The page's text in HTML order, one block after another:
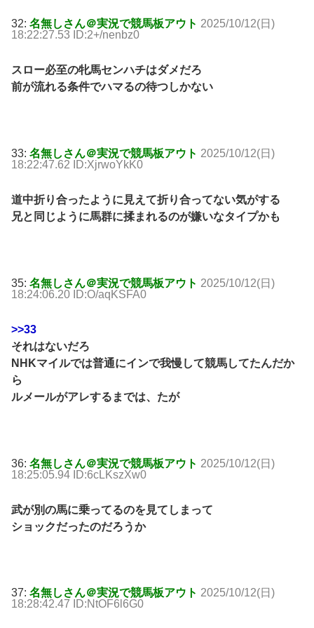
32: 名無しさん＠実況で競馬板アウト 2025/10/12(日)
18:22:27.53 ID:2+/nenbz0
スロー必至の牝馬センハチはダメだろ
前が流れる条件でハマるの待つしかない
33: 名無しさん＠実況で競馬板アウト 2025/10/12(日)
18:22:47.62 ID:XjrwoYkK0
道中折り合ったように見えて折り合ってない気がする
兄と同じように馬群に揉まれるのが嫌いなタイプかも
35: 名無しさん＠実況で競馬板アウト 2025/10/12(日)
18:24:06.20 ID:O/aqKSFA0
>>33
それはないだろ
NHKマイルでは普通にインで我慢して競馬してたんだか
ら
ルメールがアレするまでは、たが
36: 名無しさん＠実況で競馬板アウト 2025/10/12(日)
18:25:05.94 ID:6cLKszXw0
武が別の馬に乗ってるのを見てしまって
ショックだったのだろうか
37: 名無しさん＠実況で競馬板アウト 2025/10/12(日)
18:28:42.47 ID:NtOF6l6G0